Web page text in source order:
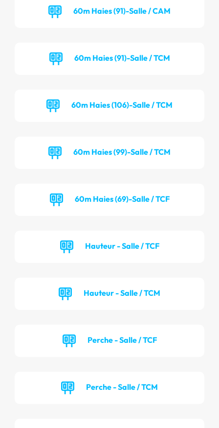
60m Haies (91)-Salle / CAM
60m Haies (91)-Salle / TCM
60m Haies (106)-Salle / TCM
60m Haies (99)-Salle / TCM
60m Haies (69)-Salle / TCF
Hauteur - Salle / TCF
Hauteur - Salle / TCM
Perche - Salle / TCF
Perche - Salle / TCM